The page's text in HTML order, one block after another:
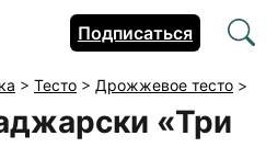
Подписаться
> Тесто > Дрожжевое тесто >
«Три